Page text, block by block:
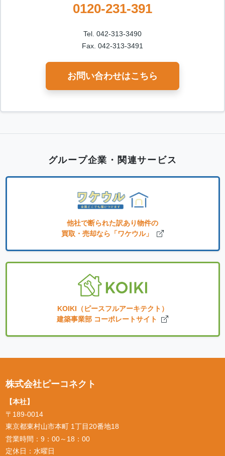
0120-231-391
Tel. 042-313-3490
Fax. 042-313-3491
お問い合わせはこちら
グループ企業・関連サービス
他社で断られた訳あり物件の
買取・売却なら「ワケウル」
KOIKI（ピースフルアーキテクト）
建築事業部 コーポレートサイト
株式会社ピーコネクト
【本社】
〒189-0014
東京都東村山市本町 1丁目20番地18
営業時間：9：00～18：00
定休日：水曜日